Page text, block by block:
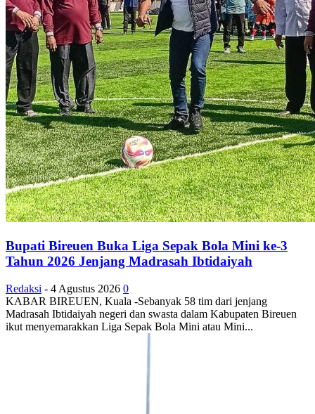
Bupati Bireuen Buka Liga Sepak Bola Mini ke-3
Tahun 2026 Jenjang Madrasah Ibtidaiyah
Redaksi - 4 Agustus 2026 0
KABAR BIREUEN, Kuala -Sebanyak 58 tim dari jenjang
Madrasah Ibtidaiyah negeri dan swasta dalam Kabupaten Bireuen
ikut menyemarakkan Liga Sepak Bola Mini atau Mini...